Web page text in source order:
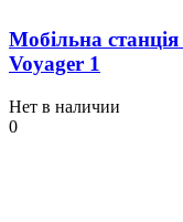
Мобільна
Voyager 1
Нет в наличии
0